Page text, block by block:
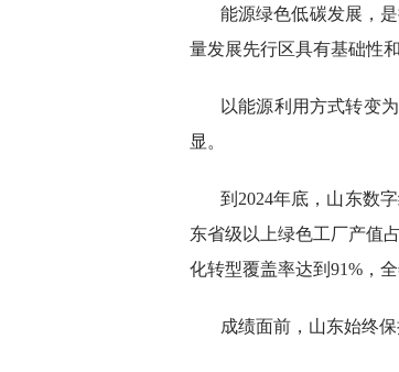
能源绿色低碳发展，
量发展先行区具有基础性
以能源利用方式转变
显。
到2024年底，山东数
东省级以上绿色工厂产值
化转型覆盖率达到91%，
成绩面前，山东始终保